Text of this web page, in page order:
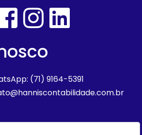
(71) 9164-5391